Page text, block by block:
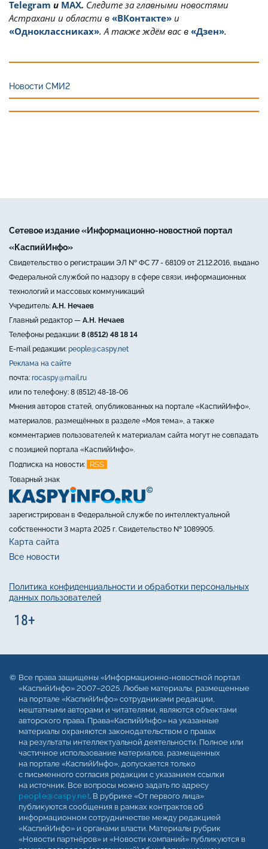
Telegram и MAX. Cледите за главными новостями
Астрахани и области в «ВКонтакте» и
«Одноклассниках». А также ждём вас в «Дзен».
Новости СМИ2
Сетевое издание «Информационно-новостной портал
«КаспийИнфо»
Свидетельство о регистрации ЭЛ № ФС 77 - 68109 от 21.12.2016, выдано
Федеральной службой по надзору в сфере связи, информационных
технологий и массовых коммуникаций
Учредитель: А.Н. Нечаев
Главный редактор — А.Н. Нечаев
Телефоны редакции: 8 (8512) 48 18 14
E-mail редакции: people@caspy.net
Реклама на сайте
почта: rocaspy@mail.ru
или по телефону: 8 (8512) 48-18-06
Мнения авторов статей, опубликованных на портале «КаспийИнфо»,
материалов, размещённых в разделе «Моя тема», а также
комментариев пользователей к материалам сайта могут не совпадать
с позицией портала «КаспийИнфо».
Подписка на новости:
RSS
Товарный знак
зарегистрирован в Федеральной службе по интеллектуальной
собственности 3 марта 2025 г. Свидетельство № 1089905.
Карта сайта
Все новости
Политика конфиденциальности и обработки персональных
данных пользователей
Все права защищены «Информационно-новостной портал
«КаспийИнфо» 2007–2025. Любые материалы, размещенные
на портале «КаспийИнфо» сотрудниками редакции,
нештатными авторами и читателями, являются объектами
авторского права. Права«КаспийИнфо» на указанные
материалы охраняются законодательством о правах
на результаты интеллектуальной деятельности. Полное или
частичное использование материалов, размещенных
на портале «КаспийИнфо», допускается только
с письменного согласия редакции с указанием ссылки
на источник. Все вопросы можно задать по адресу
people@caspy.net. В рубрике «От первого лица»
публикуются сообщения в рамках контрактов об
информационном сотрудничестве между редакцией
«КаспийИнфо» и органами власти. Материалы рубрик
«Новости партнёров» и «Новости компаний» публикуются в